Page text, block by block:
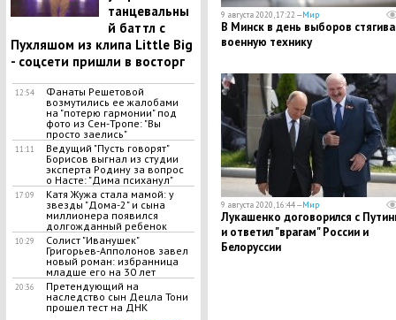
танцевальны
й баттл с
Пухляшом из клипа Little Big
- соцсети пришли в восторг
12:54
Фанаты Решетовой
возмутились ее жалобами
на "потерю гармонии" под
фото из Сен-Тропе: "Вы
просто заелись"
11:11
Ведущий "Пусть говорят"
Борисов выгнал из студии
эксперта Родину за вопрос
о Насте: "Дима психанул"
17:09
​Катя Жужа стала мамой: у
звезды "Дома-2" и сына
миллионера появился
долгожданный ребенок
10:29
Солист "Иванушек"
Григорьев-Апполонов завел
новый роман: избранница
младше его на 30 лет
20:36
​Претендующий на
наследство сын Децла Тони
прошел тест на ДНК
9 августа 2020, 17:22 —Мир
В Минск в день выборов
военную технику
9 августа 2020, 16:44 —Мир
Лукашенко договорился с
и ответил "врагам" России и
Белоруссии